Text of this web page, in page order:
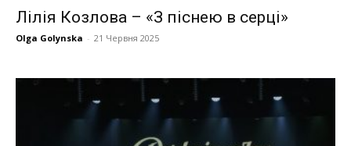
Лілія Козлова – «З піснею в серці»
Olga Golynska - 21 Червня 2025